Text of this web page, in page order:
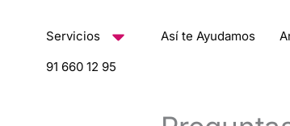
Servicios Así te Ayudamos
91 660 12 95